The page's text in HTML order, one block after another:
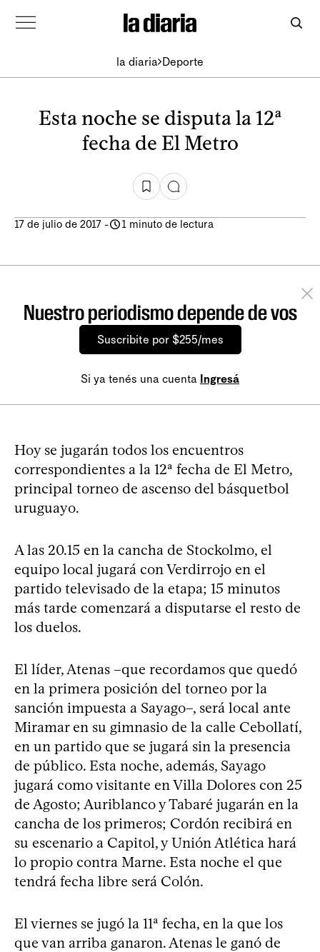
la diaria Deporte
Esta noche se disputa la 12ª
fecha de El Metro
17 de julio de 2017 - 1 minuto de lectura
Nuestro periodismo depende de vos
Suscribite por $255/mes
Si ya tenés una cuenta Ingresá
Hoy se jugarán todos los encuentros
correspondientes a la 12ª fecha de El Metro,
principal torneo de ascenso del básquetbol
uruguayo.
A las 20.15 en la cancha de Stockolmo, el
equipo local jugará con Verdirrojo en el
partido televisado de la etapa; 15 minutos
más tarde comenzará a disputarse el resto de
los duelos.
El líder, Atenas –que recordamos que quedó
en la primera posición del torneo por la
sanción impuesta a Sayago–, será local ante
Miramar en su gimnasio de la calle Cebollatí,
en un partido que se jugará sin la presencia
de público. Esta noche, además, Sayago
jugará como visitante en Villa Dolores con 25
de Agosto; Auriblanco y Tabaré jugarán en la
cancha de los primeros; Cordón recibirá en
su escenario a Capitol, y Unión Atlética hará
lo propio contra Marne. Esta noche el que
tendrá fecha libre será Colón.
El viernes se jugó la 11ª fecha, en la que los
que van arriba ganaron. Atenas le ganó de